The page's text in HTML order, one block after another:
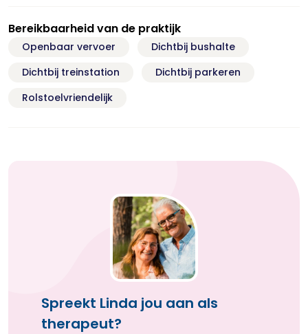
Bereikbaarheid van de praktijk
Openbaar vervoer
Dichtbij bushalte
Dichtbij treinstation
Dichtbij parkeren
Rolstoelvriendelijk
Spreekt Linda jou aan als
therapeut?